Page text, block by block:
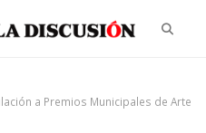
a Premios Municipales de Arte